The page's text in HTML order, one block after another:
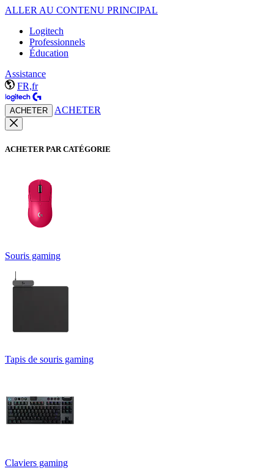
ALLER AU CONTENU PRINCIPAL
Logitech
Professionnels
Éducation
Assistance
FR,fr
ACHETER ACHETER
ACHETER PAR CATÉGORIE
Souris gaming
Tapis de souris gaming
Claviers gaming